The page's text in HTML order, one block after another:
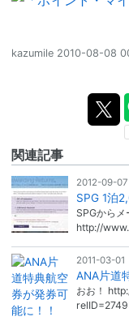
kazumile 2010-08-08
関連記事
2012-09-07
SPG 1泊
SPGからメ
http://
2011-03-01
ANA片道
おお！